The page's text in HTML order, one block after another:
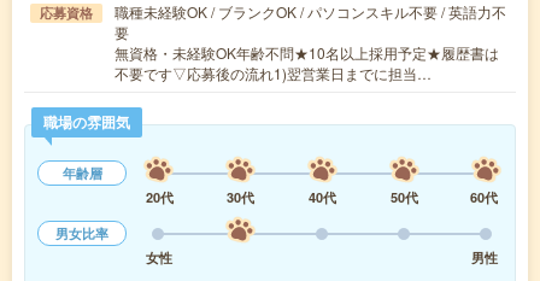
応募資格
職種未経験OK / ブランクOK / パソコンスキル不要 / 英語力不
要
無資格・未経験OK年齢不問★10名以上採用予定★履歴書は
不要です▽応募後の流れ1)翌営業日までに担当…
職場の雰囲気
年齢層
20代
30代 40代 50代
60代
男女比率
女性
男性